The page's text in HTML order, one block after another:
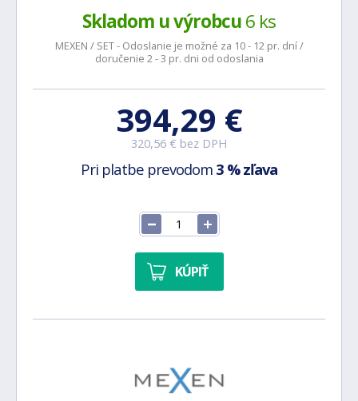
Skladom u výrobcu6 ks
MEXEN / SET - Odoslanie je možné za 10 - 12 pr. dní /
doručenie 2 - 3 pr. dni od odoslania
394,29 €
320,56 € bez DPH
Pri platbe prevodom 3 % zľava
KÚPIŤ